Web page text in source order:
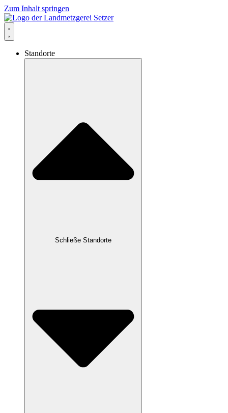
Zum Inhalt springen
Standorte
Schließe Standorte